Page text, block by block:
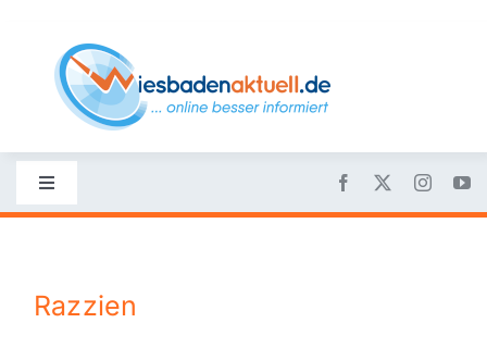
content
Toggle
Navigation
Nachrichten
Razzien